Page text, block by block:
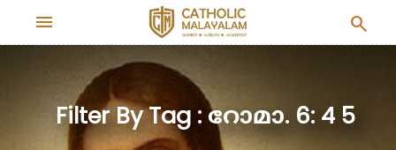
menu search
Filter By Tag : റോമാ. 6: 4 5